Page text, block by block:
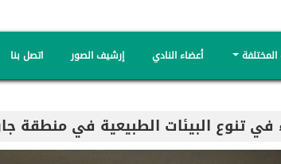
المختلفة أعضاء النادي إرشيف الصور اتصل بنا
في تنوع البيئات الطبيعية في منطقة